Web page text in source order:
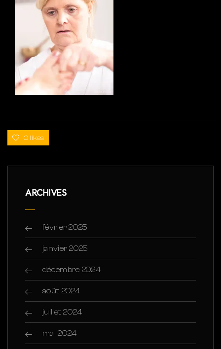
0 likes
ARCHIVES
février 2025
janvier 2025
décembre 2024
août 2024
juillet 2024
mai 2024